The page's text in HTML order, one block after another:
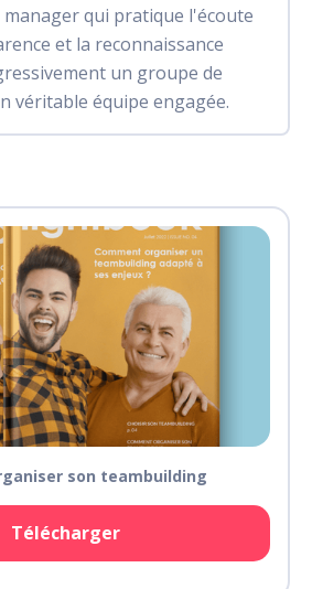
qui pratique l'écoute
et la reconnaissance
un groupe de
véritable équipe engagée.
son teambuilding
Télécharger